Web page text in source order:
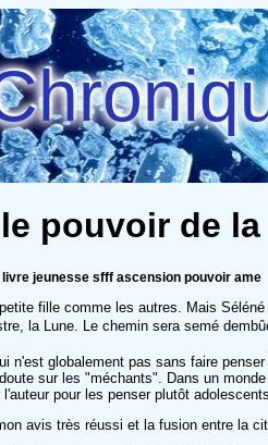
pouvoir de
jeunesse sfff ascension pouvoir ame
fille comme les autres. Mais
la Lune. Le chemin sera semé
n'est globalement pas sans faire
sur les "méchants". Dans un
pour les penser plutôt
avis très réussi et la fusion entre la